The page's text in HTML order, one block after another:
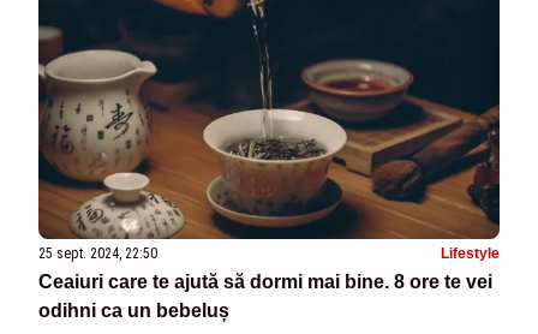
25 sept. 2024, 22:50 Lifestyle
Ceaiuri care te ajută să dormi mai bine. 8 ore te vei
odihni ca un bebeluș